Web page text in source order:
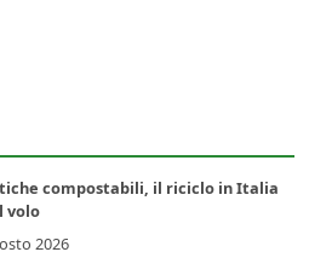
compostabili, il riciclo in Italia
volo
2026